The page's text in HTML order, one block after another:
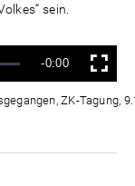
sein.
Verbleibende
Zeit
-0:00 Vollbild
ZK-Tagung,